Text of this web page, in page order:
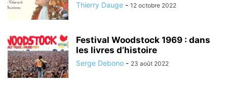
Thierry Dauge - 12 octobre 2022
Festival Woodstock 1969 : dans
les livres d’histoire
Serge Debono - 23 août 2022